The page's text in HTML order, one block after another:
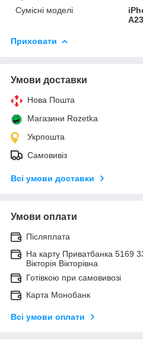
Сумісні моделі
Приховати
Умови доставки
Нова Пошта
Магазини Rozetka
Укрпошта
Самовивіз
Всі умови доставки
Умови оплати
Післяплата
На карту Приватбанка 5169
Вікторія Вікторівна
Готівкою при самовивозі
Карта Монобанк
Всі умови оплати